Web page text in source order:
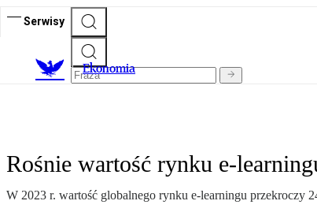
Serwisy
Ekonomia
Rośnie wartość rynku e-
W 2023 r. wartość globalnego rynku e-learningu przekroczy